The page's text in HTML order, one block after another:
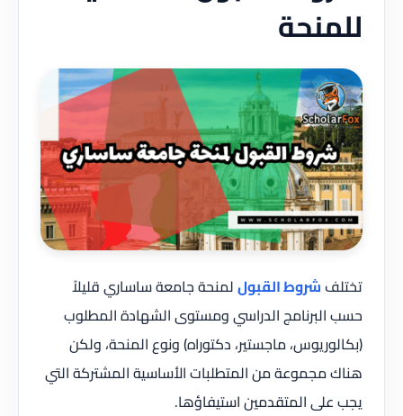
للمنحة
تختلفشروط القبوللمنحة جامعة ساساري قليلاً
حسب البرنامج الدراسي ومستوى الشهادة المطلوب
(بكالوريوس، ماجستير، دكتوراه) ونوع المنحة، ولكن
هناك مجموعة من المتطلبات الأساسية المشتركة التي
يجب على المتقدمين استيفاؤها.